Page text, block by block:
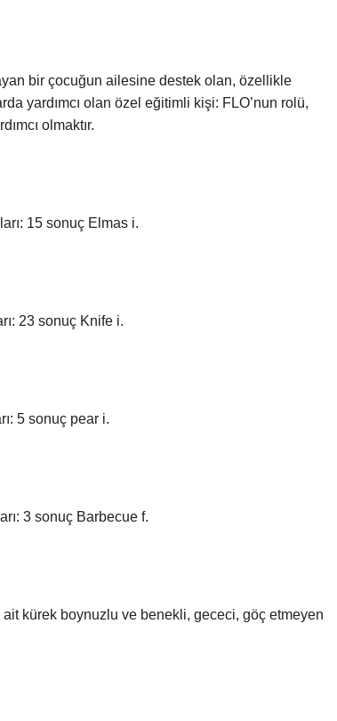
bir çocuğun ailesine destek olan, özellikle
yardımcı olan özel eğitimli kişi: FLO’nun rolü,
olmaktır.
15 sonuç Elmas i.
23 sonuç Knife i.
5 sonuç pear i.
3 sonuç Barbecue f.
kürek boynuzlu ve benekli, gececi, göç etmeyen